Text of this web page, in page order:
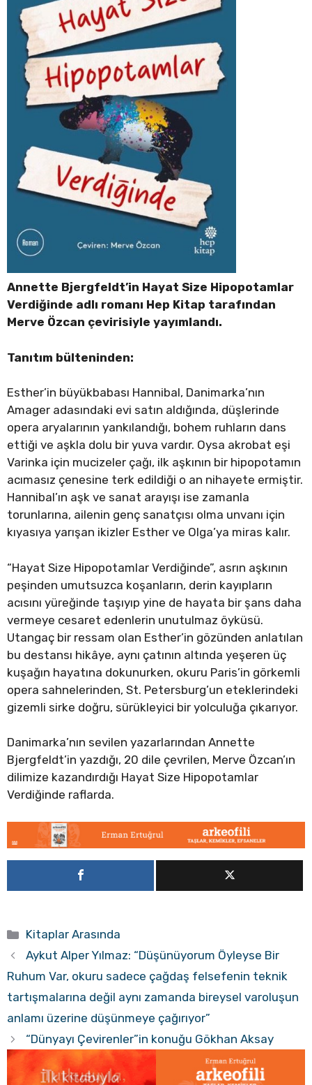
Annette Bjergfeldt’in Hayat Size Hipopotamlar
Verdiğinde adlı romanı Hep Kitap tarafından
Merve Özcan çevirisiyle yayımlandı.
Tanıtım bülteninden:
Esther’in büyükbabası Hannibal, Danimarka’nın
Amager adasındaki evi satın aldığında, düşlerinde
opera aryalarının yankılandığı, bohem ruhların dans
ettiği ve aşkla dolu bir yuva vardır. Oysa akrobat eşi
Varinka için mucizeler çağı, ilk aşkının bir hipopotamın
acımasız çenesine terk edildiği o an nihayete ermiştir.
Hannibal’ın aşk ve sanat arayışı ise zamanla
torunlarına, ailenin genç sanatçısı olma unvanı için
kıyasıya yarışan ikizler Esther ve Olga’ya miras kalır.
“Hayat Size Hipopotamlar Verdiğinde”, asrın aşkının
peşinden umutsuzca koşanların, derin kayıpların
acısını yüreğinde taşıyıp yine de hayata bir şans daha
vermeye cesaret edenlerin unutulmaz öyküsü.
Utangaç bir ressam olan Esther’in gözünden anlatılan
bu destansı hikâye, aynı çatının altında yeşeren üç
kuşağın hayatına dokunurken, okuru Paris’in görkemli
opera sahnelerinden, St. Petersburg’un eteklerindeki
gizemli sirke doğru, sürükleyici bir yolculuğa çıkarıyor.
Danimarka’nın sevilen yazarlarından Annette
Bjergfeldt’in yazdığı, 20 dile çevrilen, Merve Özcan’ın
dilimize kazandırdığı Hayat Size Hipopotamlar
Verdiğinde raflarda.
Kategoriler
Kitaplar Arasında
Aykut Alper Yılmaz: “Düşünüyorum Öyleyse Bir
Ruhum Var, okuru sadece çağdaş felsefenin teknik
tartışmalarına değil aynı zamanda bireysel varoluşun
anlamı üzerine düşünmeye çağırıyor”
“Dünyayı Çevirenler”in konuğu Gökhan Aksay